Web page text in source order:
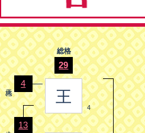
総格
29
王
4
4
13